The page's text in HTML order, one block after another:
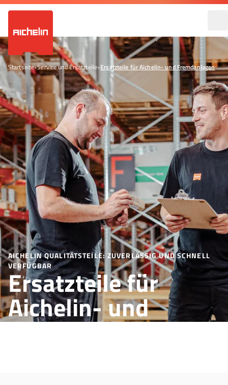
Startseite•Service und Ersatzteile•Ersatzteile für Aichelin- und Fremdanlagen
AICHELIN QUALITÄTSTEILE: ZUVERLÄSSIG UND SCHNELL
VERFÜGBAR
Ersatzteile für
Aichelin- und
Fremdanlagen